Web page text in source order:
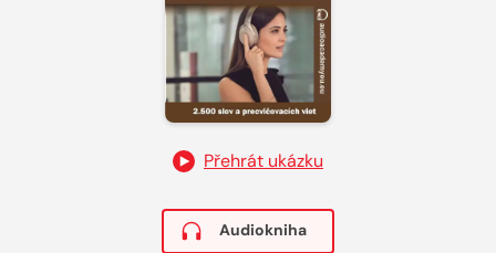
Přehrát ukázku
Audiokniha